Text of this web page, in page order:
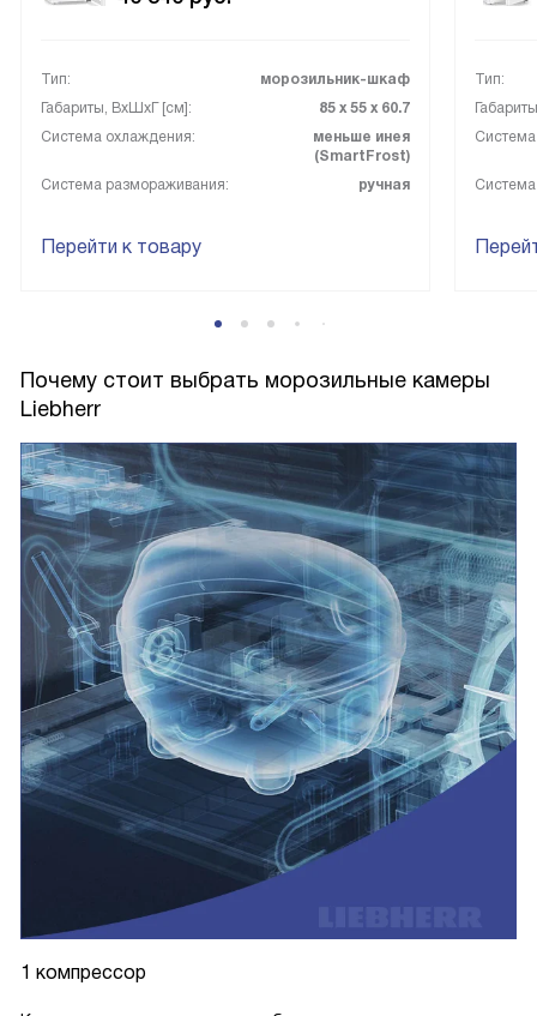
Тип:
морозильник-шкаф
Габариты, ВxШxГ [см]:
85 х 55 х 60.7
Система охлаждения:
меньше инея
(SmartFrost)
Система размораживания:
ручная
Перейти к товару
Тип:
Почему стоит выбрать морозильные камеры
Liebherr
1 компрессор